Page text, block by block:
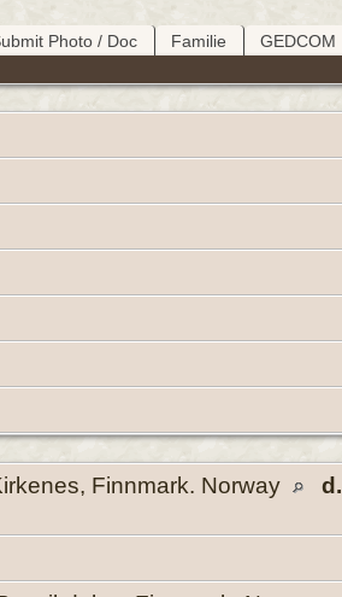
Photo / Doc Familie GEDCOM
Finnmark. Norway d.